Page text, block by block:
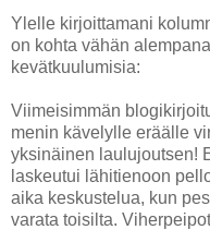
Ylelle kirjoittamani
on kohta vähän
kevätkuulumisia:
Viimeisimmän
menin kävelylle eräälle
yksinäinen laulujoutsen!
laskeutui lähitienoon
aika keskustelua, kun
varata toisilta.